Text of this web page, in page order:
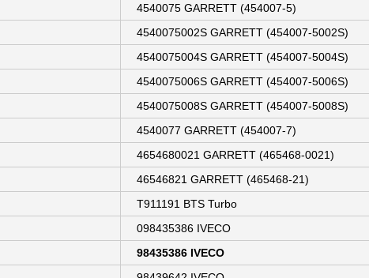
4540075 GARRETT (454007-5)
4540075002S GARRETT (454007-5002S)
4540075004S GARRETT (454007-5004S)
4540075006S GARRETT (454007-5006S)
4540075008S GARRETT (454007-5008S)
4540077 GARRETT (454007-7)
4654680021 GARRETT (465468-0021)
46546821 GARRETT (465468-21)
T911191 BTS Turbo
098435386 IVECO
98435386 IVECO